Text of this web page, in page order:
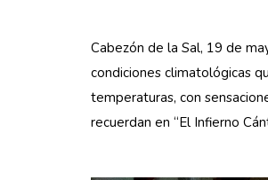
Cabezón de la Sal, 19 de
condiciones climatológicas
temperaturas, con
recuerdan en “El Infierno